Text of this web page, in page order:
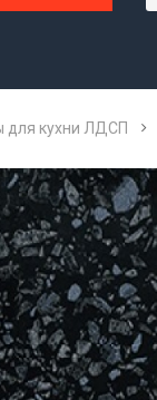
для кухни ЛДСП